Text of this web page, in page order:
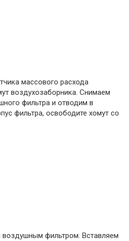
массового расхода
воздухозаборника. Снимаем
фильтра и отводим в
фильтра, освободите хомут со
воздушным фильтром. Вставляем